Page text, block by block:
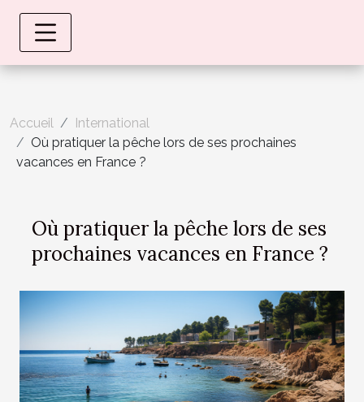
Accueil
International
Où pratiquer la pêche lors de ses prochaines
vacances en France ?
Où pratiquer la pêche lors de ses
prochaines vacances en France ?